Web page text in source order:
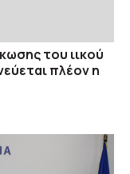
του ιικού
πλέον η